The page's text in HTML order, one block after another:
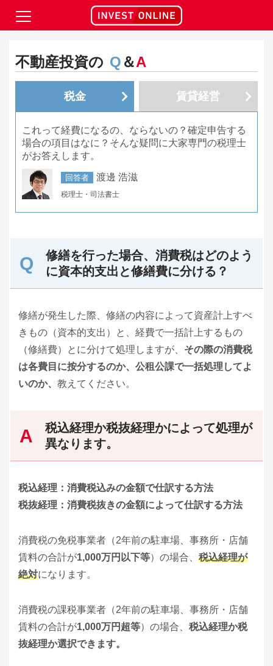
不動産投資の Q ＆A
税金 賃貸経営
これって経費になるの、ならないの？確定申告する
場合の項目はなに？そんな疑問に大家専門の税理士
がお答えします。
回答者 渡邊 浩滋
税理士・司法書士
修繕を行った場合、消費税はどのよう
に資本的支出と修繕費に分ける？
修繕が発生した際、修繕の内容によって資産計上すべ
きもの（資本的支出）と、経費で一括計上するもの
（修繕費）とに分けて処理しますが、 その際の消費税
は各費目に按分するのか、公租公課で一括処理してよ
いのか、 教えてください。
税込経理か税抜経理かによって処理が
異なります。
税込経理：消費税込みの金額で仕訳する方法
税抜経理：消費税抜きの金額によって仕訳する方法
消費税の免税事業者（2年前の駐車場、事務所・店舗
賃料の合計が1,000万円以下等）の場合、 税込経理が
絶対になります。
消費税の課税事業者（2年前の駐車場、事務所・店舗
賃料の合計が1,000万円超等）の場合、 税込経理か税
抜経理か選択できます。